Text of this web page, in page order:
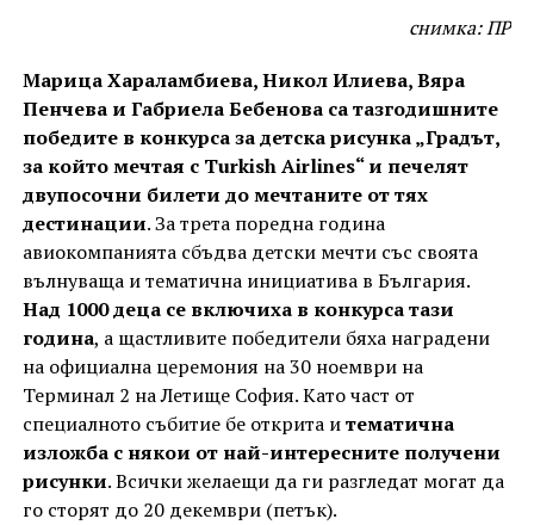
снимка: ПР
Марица Хараламбиева, Никол Илиева, Вяра
Пенчева и Габриела Бебенова са тазгодишните
победите в конкурса за детска рисунка „Градът,
за който мечтая с Turkish Airlines“ и печелят
двупосочни билети до мечтаните от тях
дестинации. За трета поредна година
авиокомпанията сбъдва детски мечти със своята
вълнуваща и тематична инициатива в България.
Над 1000 деца се включиха в конкурса тази
година, а щастливите победители бяха наградени
на официална церемония на 30 ноември на
Терминал 2 на Летище София. Като част от
специалното събитие бе открита итематична
изложба с някои от най-интересните получени
рисунки. Всички желаещи да ги разгледат могат да
го сторят до 20 декември (петък).